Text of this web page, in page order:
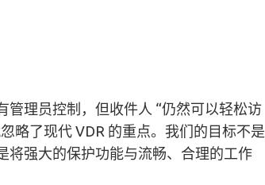
理员控制，但收件人 “仍然可以轻松访
略了现代 VDR 的重点。我们的目标不是
将强大的保护功能与流畅、合理的工作